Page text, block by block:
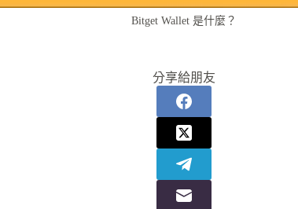
Bitget Wallet 是什麼？
分享給朋友